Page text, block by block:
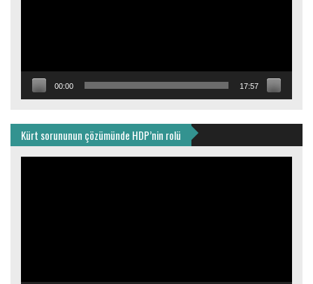
00:00 17:57
Kürt sorununun çözümünde HDP’nin rolü